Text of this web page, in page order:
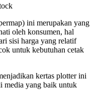
ini merupakan yang
oleh konsumen, hal
sisi harga yang relatif
untuk kebutuhan cetak
kertas plotter ini
media yang baik untuk